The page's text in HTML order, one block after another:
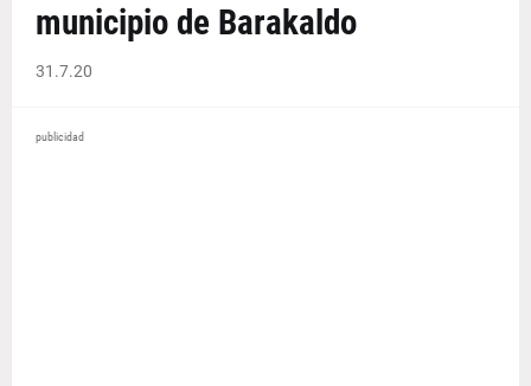
municipio de Barakaldo
31.7.20
publicidad